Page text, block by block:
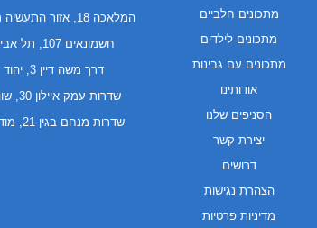
מתכונים חלביים
מתכונים לילדים
מתכונים עם גבינות
אודותינו
הסניפים שלנו
יצירת קשר
דרושים
הצהרת נגישות
מדיניות פרטיות
המלאכה 18, אזור התעשיה רעננה
חשמונאים 107, תל אביב
דרך משה דיין 3, יהוד
שדרות עמק איילון 30, שוהם
שדרות מנחם בגין 21, מודיעין